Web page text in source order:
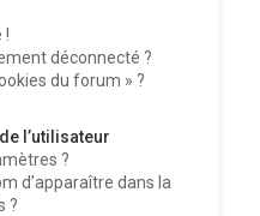
!
déconnecté ?
du forum » ?
l’utilisateur
?
d’apparaître dans la
?